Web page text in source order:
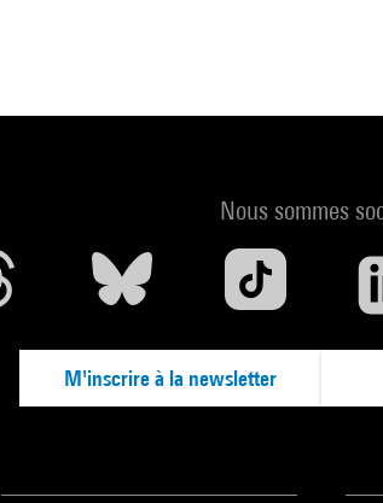
Nous sommes
M'inscrire à la newsletter